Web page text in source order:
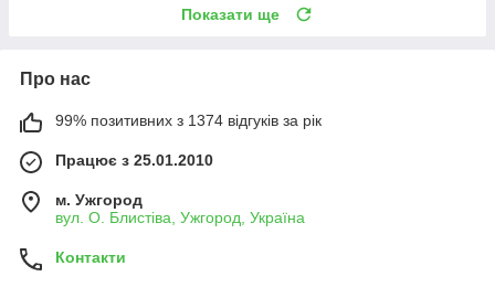
Показати ще
Про нас
99% позитивних з 1374 відгуків за рік
Працює з 25.01.2010
м. Ужгород
вул. О. Блистіва, Ужгород, Україна
Контакти